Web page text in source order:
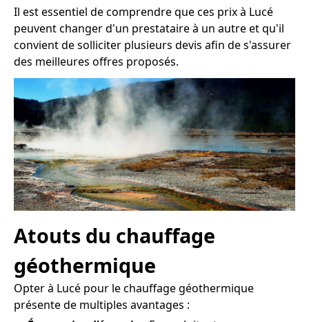
Il est essentiel de comprendre que ces prix à Lucé
peuvent changer d'un prestataire à un autre et qu'il
convient de solliciter plusieurs devis afin de s'assurer
des meilleures offres proposés.
Atouts du chauffage
géothermique
Opter à Lucé pour le chauffage géothermique
présente de multiples avantages :